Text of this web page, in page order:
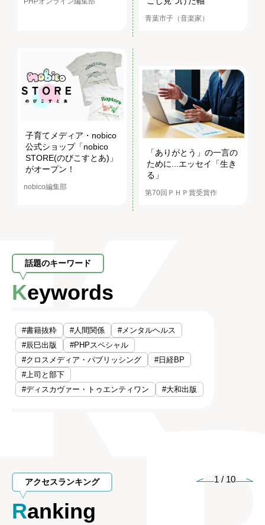
青葉市子（音楽家）
子育てメディア・nobico
公式ショップ「nobico
STORE(のびこすとあ)」
がオープン！
nobico編集部
「ありがとう」の一言の
ために...エッセイ「生き
る」
第70回ＰＨＰ賞受賞作
話題のキーワード
Keywords
#書籍抜粋 #人間関係
#メンタルヘルス
#辰巳出版
#PHPスペシャル
#クロスメディア・パブリッシング
#日経BP
#上司と部下
#ディスカヴァー・トゥエンティワン
#大和出版
アクセスランキング
Ranking
1 / 10